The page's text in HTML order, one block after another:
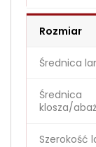
Rozmiar
Średnica
Średnica
klosza/
Szerokość